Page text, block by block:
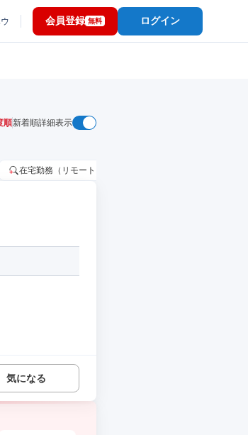
会員登録 無料 ログイン
順新着順詳細表示
在宅勤務（リモートワーク）OK
気になる